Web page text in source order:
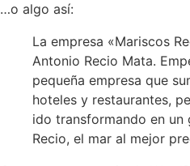
…o algo así:
La empresa «Mariscos
Antonio Recio Mata.
pequeña empresa que
hoteles y restaurantes,
ido transformando en un
Recio, el mar al mejor